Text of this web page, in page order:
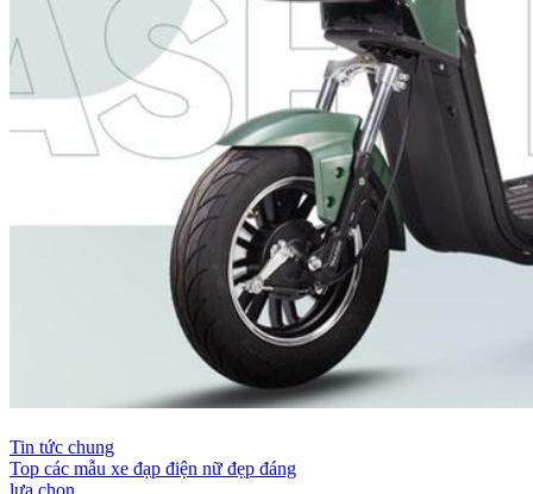
Tin tức chung
Top các mẫu xe đạp điện nữ đẹp đáng